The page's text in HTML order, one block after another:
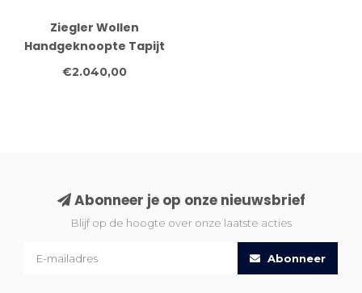
Ziegler Wollen
Handgeknoopte Tapijt
in Zwart en Beige – 359
€2.040,00
Abonneer je op onze nieuwsbrief
Blijf op de hoogte over onze laatste acties
Abonneer